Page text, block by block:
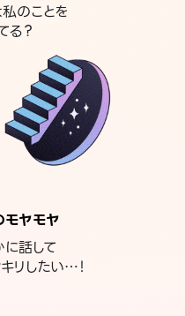
のことを
る？
モヤモヤ
話して
リしたい…！